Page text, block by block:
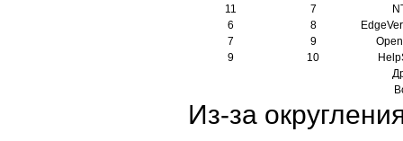
11
7
6
8
7
9
9
10
Из-за